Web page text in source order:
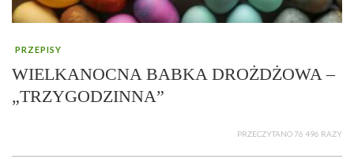
PRZEPISY
WIELKANOCNA BABKA DROŻDŻOWA –
„TRZYGODZINNA”
PRZECZYTANO 76 496 RAZY